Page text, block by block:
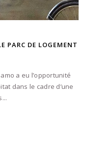
PARC DE LOGEMENT
a eu l’opportunité
dans le cadre d’une